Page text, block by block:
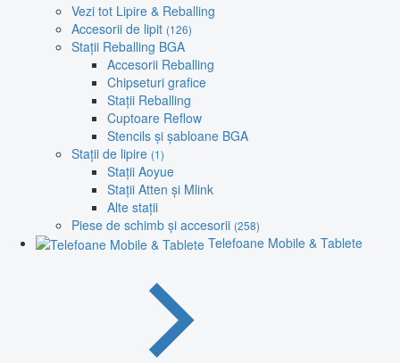
Vezi tot Lipire & Reballing
Accesorii de lipit (126)
Stații Reballing BGA
Accesorii Reballing
Chipseturi grafice
Stații Reballing
Cuptoare Reflow
Stencils și șabloane BGA
Stații de lipire (1)
Stații Aoyue
Stații Atten și Mlink
Alte stații
Piese de schimb și accesorii (258)
Telefoane Mobile & Tablete